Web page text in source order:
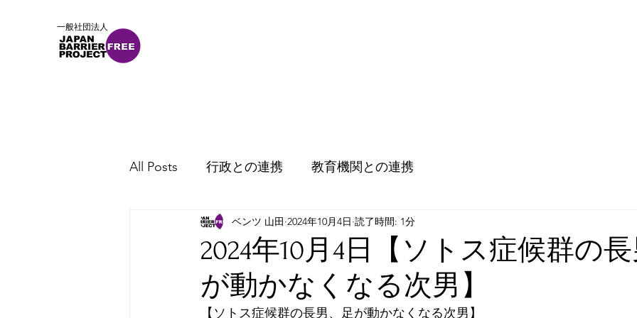
一般社団法人
All Posts 行政との連携 教育機関との連携
2024年10月4日【ソトス症候群の
が動かなくなる次男】
ベンツ 山田 2024年10月4日 読了時間: 1分
【ソトス症候群の長男、足が動かなくなる次男】